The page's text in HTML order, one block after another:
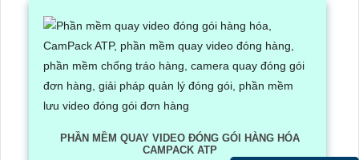
PHẦN MỀM QUAY VIDEO ĐÓNG GÓI HÀNG HÓA
CAMPACK ATP